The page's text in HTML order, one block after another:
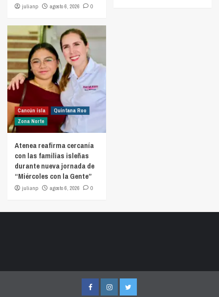
julianp agosto 6, 2026 0
Cancún isla
Quintana Roo
Zona Norte
Atenea reafirma cercanía
con las familias isleñas
durante nueva jornada de
“Miércoles con la Gente”
julianp agosto 6, 2026 0
FacebookInstagramTwitter